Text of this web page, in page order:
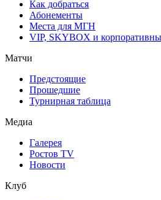
Как добраться
Абонементы
Места для МГН
VIP, SKYBOX и
Матчи
Предстоящие
Прошедшие
Турнирная таблица
Медиа
Галерея
Ростов TV
Новости
Клуб